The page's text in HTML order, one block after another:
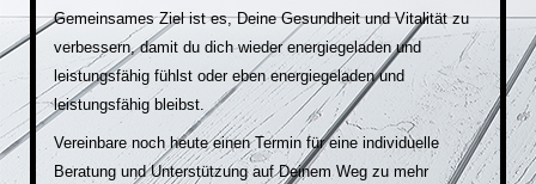
Gemeinsames Ziel ist es, Deine Gesundheit und Vitalität zu
verbessern, damit du dich wieder energiegeladen und
leistungsfähig fühlst oder eben energiegeladen und
leistungsfähig bleibst.
Vereinbare noch heute einen Termin für eine individuelle
Beratung und Unterstützung auf Deinem Weg zu mehr